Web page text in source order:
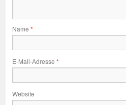
Name *
E-Mail-Adresse *
Website